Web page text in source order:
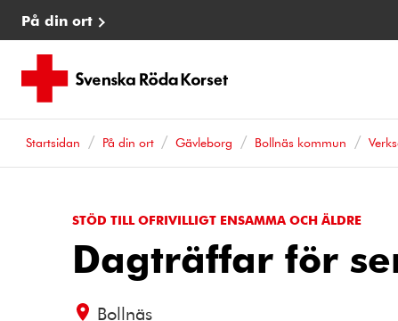
På din ort
Startsidan På din ort Gävleborg Bollnäs kommun
STÖD TILL OFRIVILLIGT ENSAMMA OCH ÄLDRE
Dagträffar för
Bollnäs